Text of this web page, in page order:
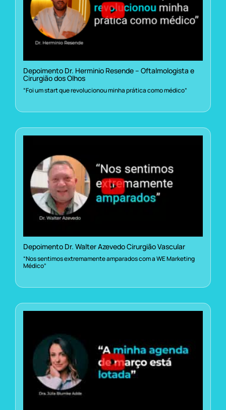
Depoimento Dr. Herminio Resende – Oftalmologista e
Cirurgião dos Olhos
“Foi um start que revolucionou minha prática como médico”
Depoimento Dr. Walter Azevedo Cirurgião Vascular
“Nos sentimos extremamente amparados com a WE Marketing
Médico”